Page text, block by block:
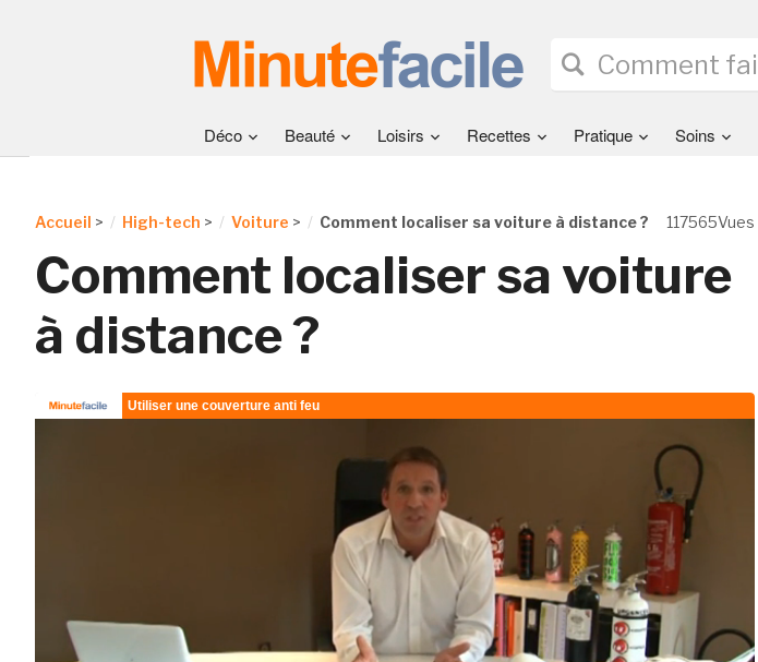
Déco Beauté Loisirs Recettes Pratique Soins
117565Vues
Accueil > High-tech > Voiture > Comment localiser sa voiture à distance ?
Comment localiser sa voiture
à distance ?